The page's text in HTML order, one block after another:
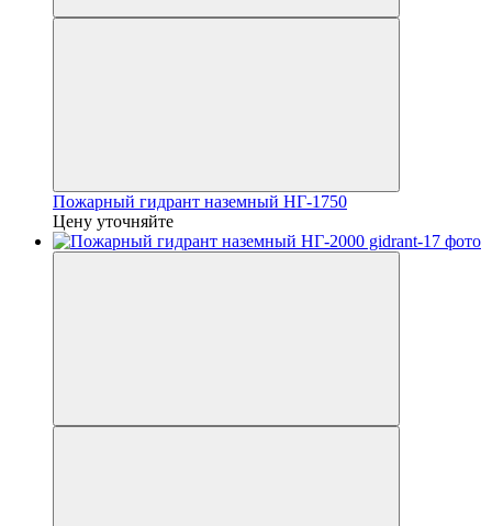
Пожарный гидрант наземный НГ-1750
Цену уточняйте